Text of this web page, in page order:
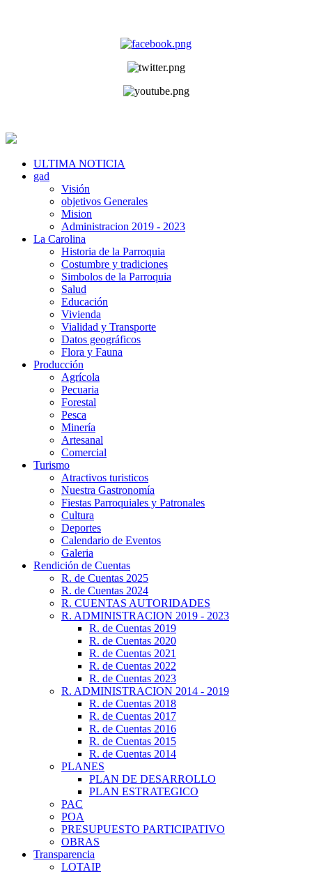
ULTIMA NOTICIA
gad
Visión
objetivos Generales
Mision
Administracion 2019 - 2023
La Carolina
Historia de la Parroquia
Costumbre y tradiciones
Simbolos de la Parroquia
Salud
Educación
Vivienda
Vialidad y Transporte
Datos geográficos
Flora y Fauna
Producción
Agrícola
Pecuaria
Forestal
Pesca
Minería
Artesanal
Comercial
Turismo
Atractivos turisticos
Nuestra Gastronomía
Fiestas Parroquiales y Patronales
Cultura
Deportes
Calendario de Eventos
Galeria
Rendición de Cuentas
R. de Cuentas 2025
R. de Cuentas 2024
R. CUENTAS AUTORIDADES
R. ADMINISTRACION 2019 - 2023
R. de Cuentas 2019
R. de Cuentas 2020
R. de Cuentas 2021
R. de Cuentas 2022
R. de Cuentas 2023
R. ADMINISTRACION 2014 - 2019
R. de Cuentas 2018
R. de Cuentas 2017
R. de Cuentas 2016
R. de Cuentas 2015
R. de Cuentas 2014
PLANES
PLAN DE DESARROLLO
PLAN ESTRATEGICO
PAC
POA
PRESUPUESTO PARTICIPATIVO
OBRAS
Transparencia
LOTAIP